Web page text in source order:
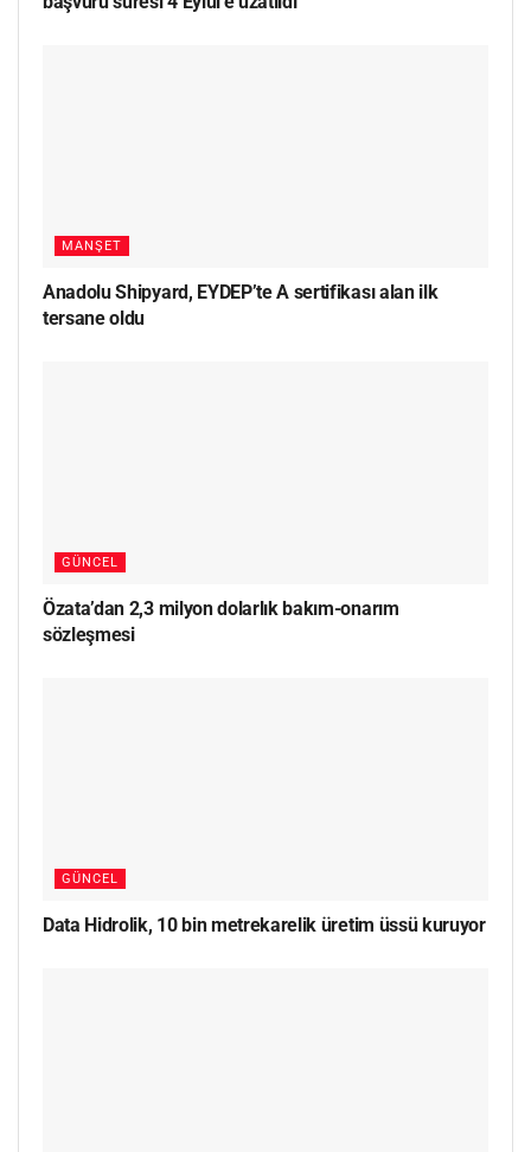
MANŞET
Anadolu Shipyard, EYDEP’te A sertifikası alan ilk
tersane oldu
GÜNCEL
Özata’dan 2,3 milyon dolarlık bakım-onarım
sözleşmesi
GÜNCEL
Data Hidrolik, 10 bin metrekarelik üretim üssü kuruyor